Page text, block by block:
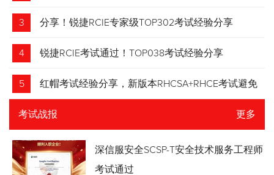
3 分享！锐捷RCIE专家级TOP302考试经验分享
4 锐捷RCIE考试通过！TOP038考试经验分享
5 红帽考试经验分享，新版本RHCSA+RHCE考试避免
踩坑
考试战报 更多
深信服安全SCSP-T安全技术服务工程师
考试通过